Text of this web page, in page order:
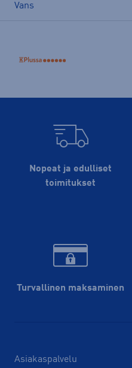
Vans
Nopeat ja edulliset
toimitukset
Turvallinen maksaminen
Asiakaspalvelu